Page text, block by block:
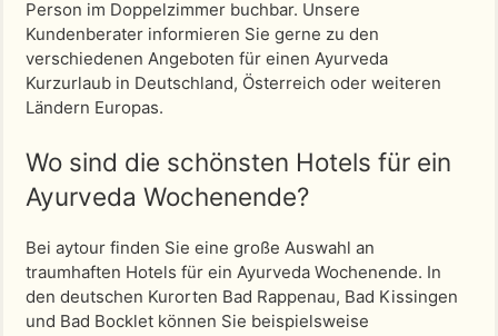
Person im Doppelzimmer buchbar. Unsere
Kundenberater informieren Sie gerne zu den
verschiedenen Angeboten für einen Ayurveda
Kurzurlaub in Deutschland, Österreich oder weiteren
Ländern Europas.
Wo sind die schönsten Hotels für ein
Ayurveda Wochenende?
Bei aytour finden Sie eine große Auswahl an
traumhaften Hotels für ein Ayurveda Wochenende. In
den deutschen Kurorten Bad Rappenau, Bad Kissingen
und Bad Bocklet können Sie beispielsweise